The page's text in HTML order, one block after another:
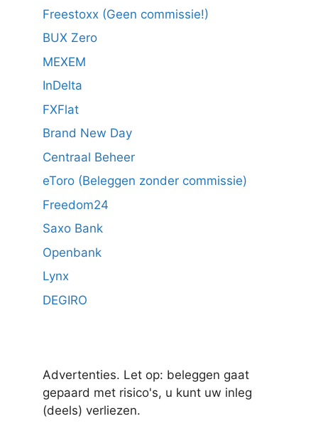
Freestoxx (Geen commissie!)
BUX Zero
MEXEM
InDelta
FXFlat
Brand New Day
Centraal Beheer
eToro (Beleggen zonder commissie)
Freedom24
Saxo Bank
Openbank
Lynx
DEGIRO
Advertenties. Let op: beleggen gaat
gepaard met risico's, u kunt uw inleg
(deels) verliezen.